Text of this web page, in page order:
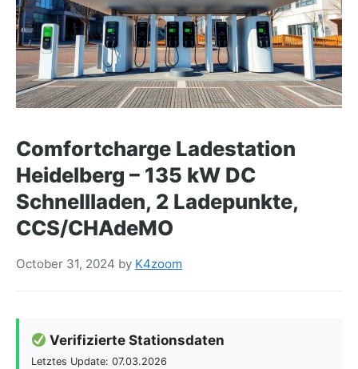
Comfortcharge Ladestation
Heidelberg – 135 kW DC
Schnellladen, 2 Ladepunkte,
CCS/CHAdeMO
October 31, 2024 by K4zoom
Verifizierte Stationsdaten
Letztes Update: 07.03.2026